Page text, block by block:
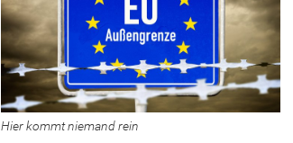
Hier kommt niemand rein